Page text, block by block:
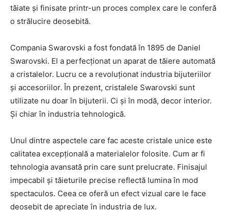
tăiate și finisate printr-un proces complex care le conferă
o strălucire deosebită.
Compania Swarovski a fost fondată în 1895 de Daniel
Swarovski. El a perfecționat un aparat de tăiere automată
a cristalelor. Lucru ce a revoluționat industria bijuteriilor
și accesoriilor. În prezent, cristalele Swarovski sunt
utilizate nu doar în bijuterii. Ci și în modă, decor interior.
Și chiar în industria tehnologică.
Unul dintre aspectele care fac aceste cristale unice este
calitatea excepțională a materialelor folosite. Cum ar fi
tehnologia avansată prin care sunt prelucrate. Finisajul
impecabil și tăieturile precise reflectă lumina în mod
spectaculos. Ceea ce oferă un efect vizual care le face
deosebit de apreciate în industria de lux.